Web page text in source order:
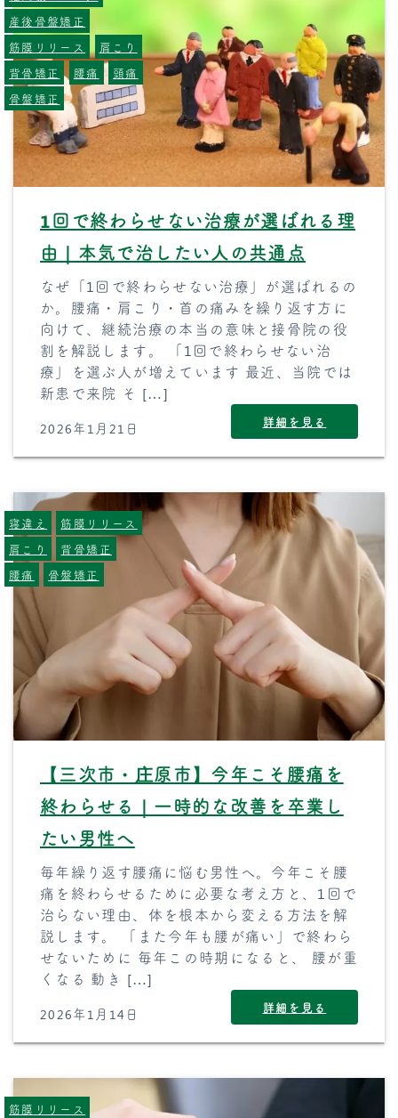
1回で終わらせない治療が選ばれる理
由｜本気で治したい人の共通点
なぜ「1回で終わらせない治療」が選ばれるの
か。腰痛・肩こり・首の痛みを繰り返す方に
向けて、継続治療の本当の意味と接骨院の役
割を解説します。 「1回で終わらせない治
療」を選ぶ人が増えています 最近、当院では
新患で来院 そ […]
2026年1月21日 詳細を見る
産後骨盤矯正
筋膜リリース
肩こり
背骨矯正
腰痛
頭痛
骨盤矯正
【三次市・庄原市】今年こそ腰痛を
終わらせる｜一時的な改善を卒業し
たい男性へ
毎年繰り返す腰痛に悩む男性へ。今年こそ腰
痛を終わらせるために必要な考え方と、1回で
治らない理由、体を根本から変える方法を解
説します。 「また今年も腰が痛い」で終わら
せないために 毎年この時期になると、 腰が重
くなる 動き […]
2026年1月14日 詳細を見る
寝違え
筋膜リリース
肩こり
背骨矯正
腰痛
骨盤矯正
筋膜リリース